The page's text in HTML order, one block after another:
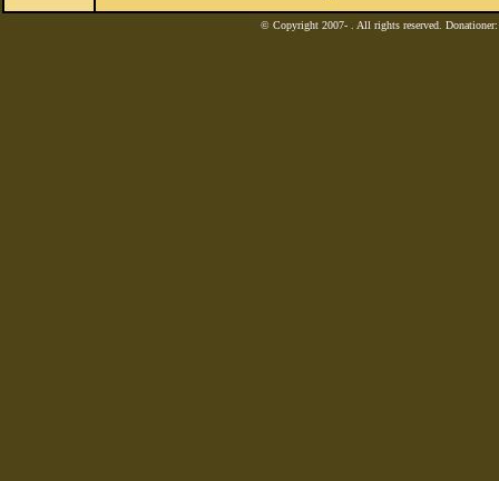
© Copyright 2007- . All rights reserved.